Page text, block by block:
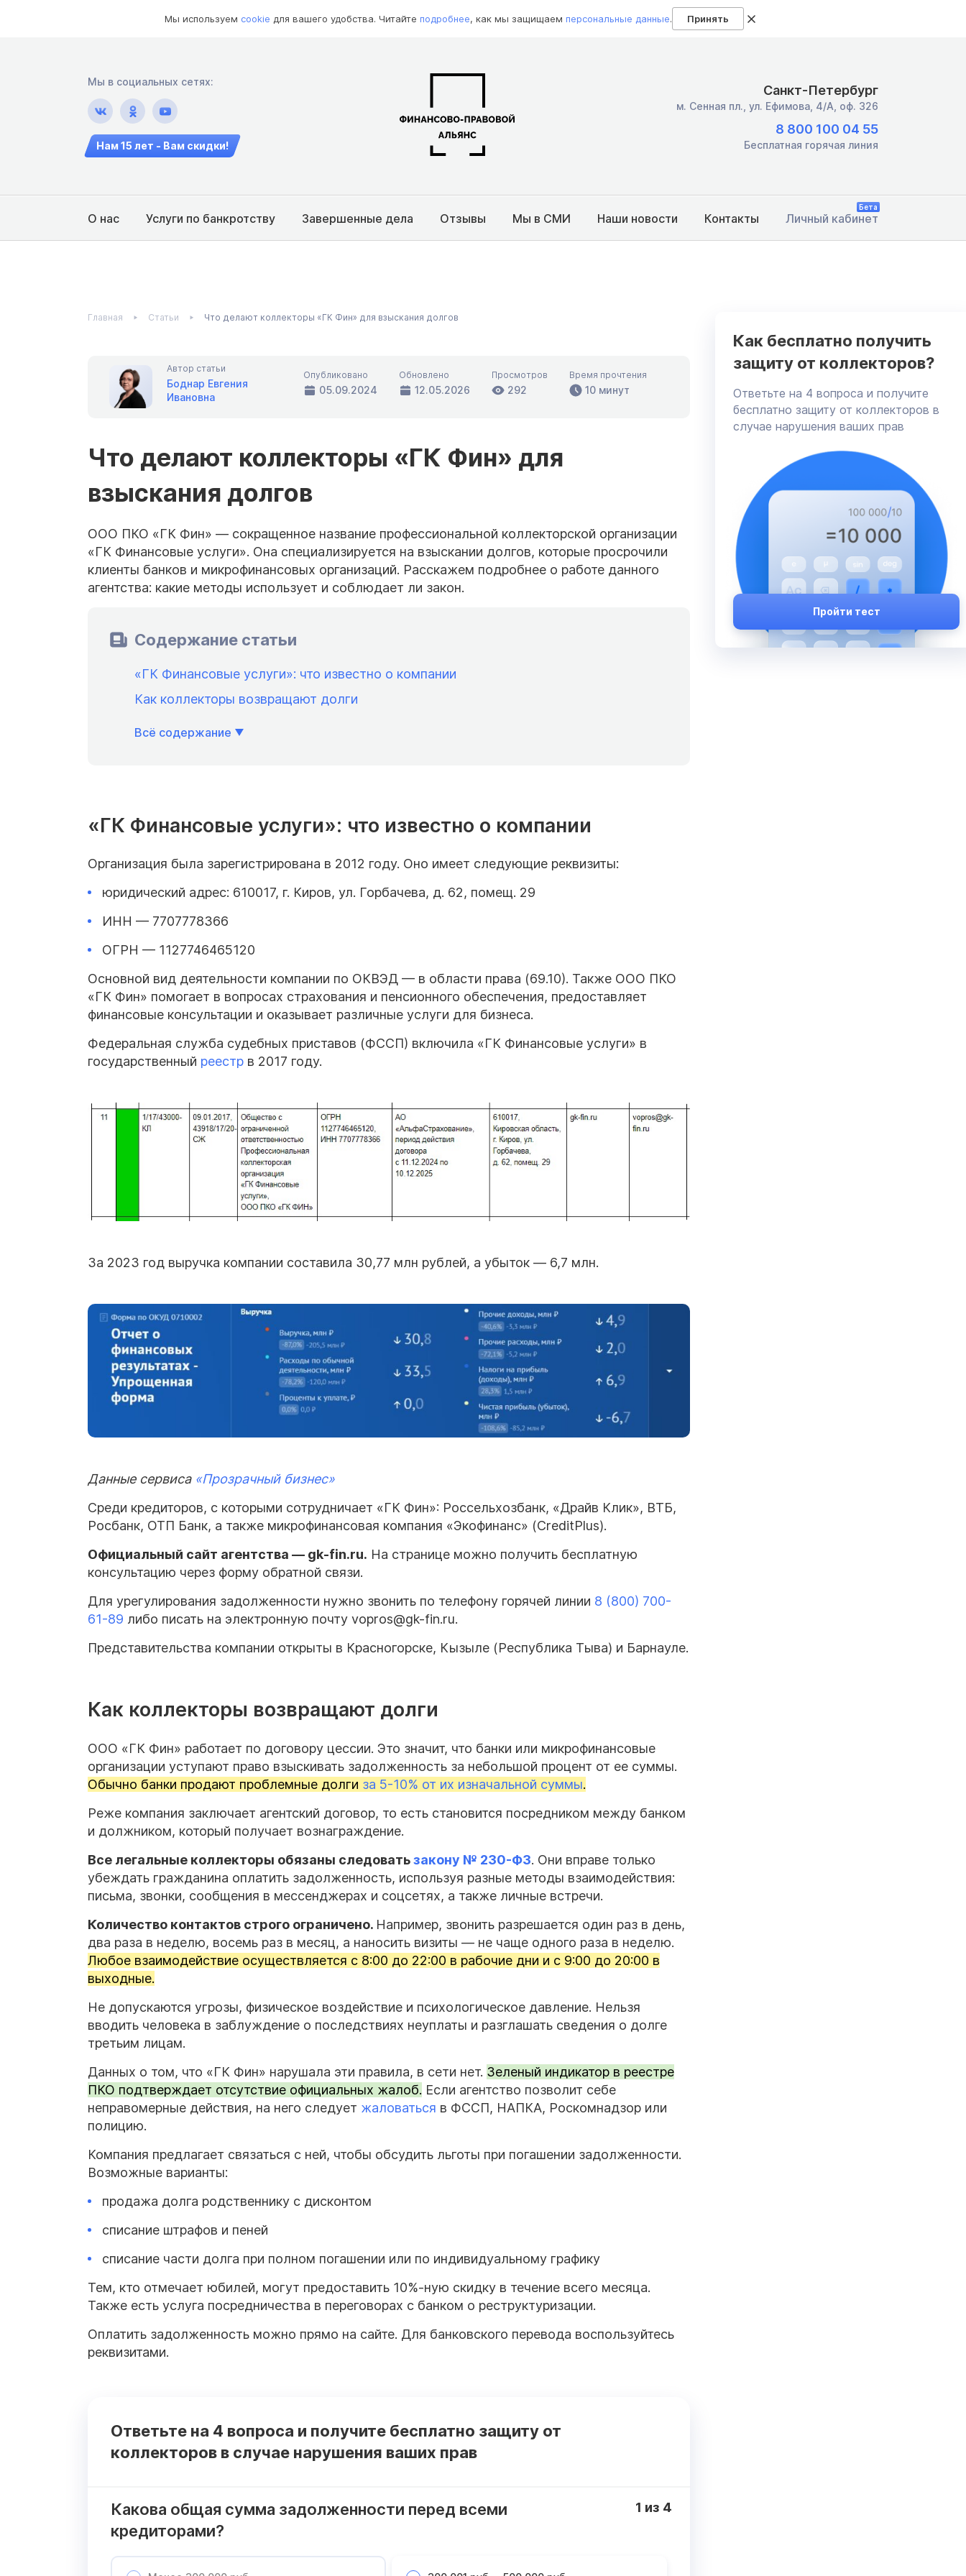
Мы используем cookie для вашего удобства. Читайте подробнее, как мы защищаем персональные данные. Принять
Мы в социальных сетях:
Нам 15 лет - Вам скидки!
Санкт-Петербург
м. Сенная пл., ул. Ефимова, 4/А, оф. 326
8 800 100 04 55
Бесплатная горячая линия
О нас Услуги по банкротству Завершенные дела Отзывы Мы в СМИ Наши новости Контакты Личный кабинет
Бета
Главная Статьи Что делают коллекторы «ГК Фин» для взыскания долгов
Автор статьи
Боднар Евгения
Ивановна
Опубликовано
05.09.2024
Обновлено
12.05.2026
Просмотров
292
Время прочтения
10 минут
Что делают коллекторы «ГК Фин» для
взыскания долгов
ООО ПКО «ГК Фин» — сокращенное название профессиональной коллекторской организации
«ГК Финансовые услуги». Она специализируется на взыскании долгов, которые просрочили
клиенты банков и микрофинансовых организаций. Расскажем подробнее о работе данного
агентства: какие методы использует и соблюдает ли закон.
Содержание статьи
«ГК Финансовые услуги»: что известно о компании
Как коллекторы возвращают долги
Всё содержание
«ГК Финансовые услуги»: что известно о компании
Организация была зарегистрирована в 2012 году. Оно имеет следующие реквизиты:
юридический адрес: 610017, г. Киров, ул. Горбачева, д. 62, помещ. 29
ИНН — 7707778366
ОГРН — 1127746465120
Основной вид деятельности компании по ОКВЭД — в области права (69.10). Также ООО ПКО
«ГК Фин» помогает в вопросах страхования и пенсионного обеспечения, предоставляет
финансовые консультации и оказывает различные услуги для бизнеса.
Федеральная служба судебных приставов (ФССП) включила «ГК Финансовые услуги» в
государственный реестр в 2017 году.
За 2023 год выручка компании составила 30,77 млн рублей, а убыток — 6,7 млн.
Данные сервиса «Прозрачный бизнес»
Среди кредиторов, с которыми сотрудничает «ГК Фин»: Россельхозбанк, «Драйв Клик», ВТБ,
Росбанк, ОТП Банк, а также микрофинансовая компания «Экофинанс» (CreditPlus).
Официальный сайт агентства — gk-fin.ru. На странице можно получить бесплатную
консультацию через форму обратной связи.
Для урегулирования задолженности нужно звонить по телефону горячей линии 8 (800) 700-
61-89 либо писать на электронную почту vopros@gk-fin.ru.
Представительства компании открыты в Красногорске, Кызыле (Республика Тыва) и Барнауле.
Как коллекторы возвращают долги
ООО «ГК Фин» работает по договору цессии. Это значит, что банки или микрофинансовые
организации уступают право взыскивать задолженность за небольшой процент от ее суммы.
Обычно банки продают проблемные долги за 5-10% от их изначальной суммы.
Реже компания заключает агентский договор, то есть становится посредником между банком
и должником, который получает вознаграждение.
Все легальные коллекторы обязаны следоватьзакону № 230-ФЗ. Они вправе только
убеждать гражданина оплатить задолженность, используя разные методы взаимодействия:
письма, звонки, сообщения в мессенджерах и соцсетях, а также личные встречи.
Количество контактов строго ограничено. Например, звонить разрешается один раз в день,
два раза в неделю, восемь раз в месяц, а наносить визиты — не чаще одного раза в неделю.
Любое взаимодействие осуществляется с 8:00 до 22:00 в рабочие дни и с 9:00 до 20:00 в
выходные.
Не допускаются угрозы, физическое воздействие и психологическое давление. Нельзя
вводить человека в заблуждение о последствиях неуплаты и разглашать сведения о долге
третьим лицам.
Данных о том, что «ГК Фин» нарушала эти правила, в сети нет. Зеленый индикатор в реестре
ПКО подтверждает отсутствие официальных жалоб. Если агентство позволит себе
неправомерные действия, на него следует жаловаться в ФССП, НАПКА, Роскомнадзор или
полицию.
Компания предлагает связаться с ней, чтобы обсудить льготы при погашении задолженности.
Возможные варианты:
продажа долга родственнику с дисконтом
списание штрафов и пеней
списание части долга при полном погашении или по индивидуальному графику
Тем, кто отмечает юбилей, могут предоставить 10%-ную скидку в течение всего месяца.
Также есть услуга посредничества в переговорах с банком о реструктуризации.
Оплатить задолженность можно прямо на сайте. Для банковского перевода воспользуйтесь
реквизитами.
Ответьте на 4 вопроса и получите бесплатно защиту от
коллекторов в случае нарушения ваших прав
Какова общая сумма задолженности перед всеми
кредиторами?
1 из 4
Как бесплатно получить
защиту от коллекторов?
Ответьте на 4 вопроса и получите
бесплатно защиту от коллекторов в
случае нарушения ваших прав
Пройти тест